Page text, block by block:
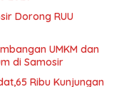
Dorong RUU
UMKM dan
di Samosir
Ribu Kunjungan